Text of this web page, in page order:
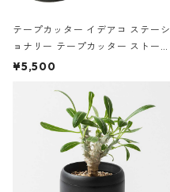
テープカッター イデアコ ステーシ
ョナリー テープカッター ストーン
サンドカラー 石調 ideaco Station
¥5,500